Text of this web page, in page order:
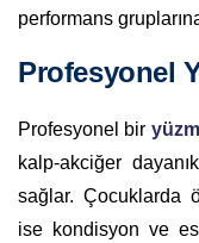
performans
Profesyonel
Profesyonel bir
kalp-akciğer
sağlar. Çocuklarda
ise kondisyon ve